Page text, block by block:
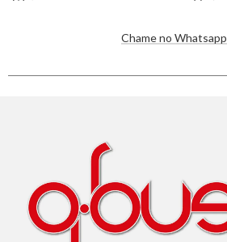
Chame no Whatsapp